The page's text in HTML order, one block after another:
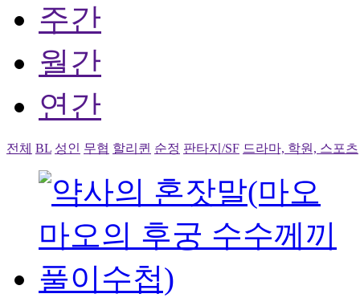
주간
월간
연간
전체 BL 성인 무협 할리퀸 순정 판타지/SF 드라마, 학원, 스포츠